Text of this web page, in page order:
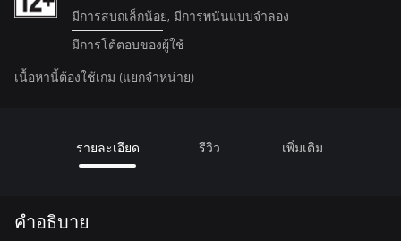
มีการสบถเล็กน้อย, มีการพนันแบบจำลอง
มีการโต้ตอบของผู้ใช้
เนื้อหานี้ต้องใช้เกม (แยกจำหน่าย)
รายละเอียด รีวิว เพิ่มเติม
คำอธิบาย